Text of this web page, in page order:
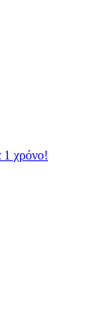
1 χρόνο!